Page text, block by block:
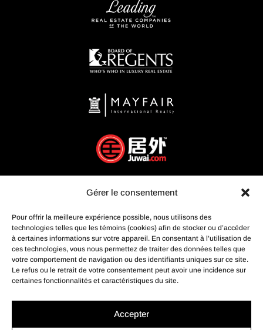
Gérer le consentement
Pour offrir la meilleure expérience possible, nous utilisons des
technologies telles que les témoins (cookies) afin de stocker ou d’accéder
à certaines informations sur votre appareil. En consentant à l’utilisation de
ces technologies, vous nous permettez de traiter des données telles que
votre comportement de navigation ou des identifiants uniques sur ce site.
Le refus ou le retrait de votre consentement peut avoir une incidence sur
certaines fonctionnalités et caractéristiques du site.
Accepter